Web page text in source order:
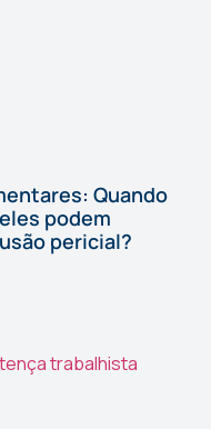
Quando
podem
pericial?